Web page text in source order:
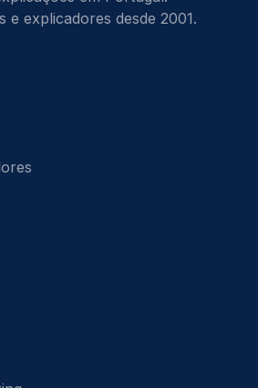
e explicadores desde 2001.